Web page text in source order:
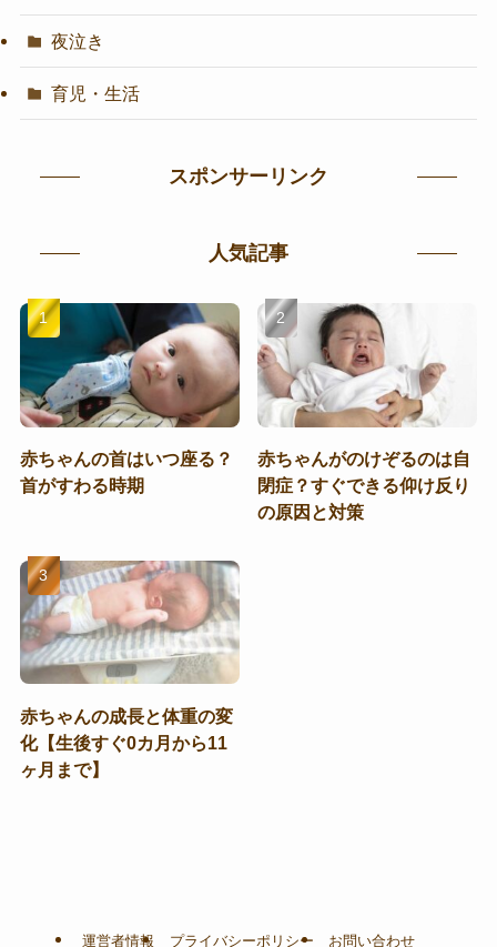
夜泣き
育児・生活
スポンサーリンク
人気記事
赤ちゃんの首はいつ座る？
首がすわる時期
赤ちゃんがのけぞるのは自
閉症？すぐできる仰け反り
の原因と対策
赤ちゃんの成長と体重の変
化【生後すぐ0カ月から11
ヶ月まで】
運営者情報 プライバシーポリシー お問い合わせ